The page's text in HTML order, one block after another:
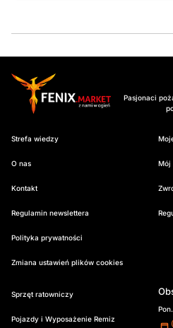
Pasjonaci
Strefa wiedzy
O nas
Kontakt
Regulamin newslettera
Polityka prywatności
Zmiana ustawień plików cookies
Mój
Sprzęt ratowniczy
Pojazdy i Wyposażenie Remiz